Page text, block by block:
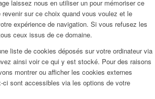
laissez nous en utiliser un pour mémoriser ce
sur ce choix quand vous voulez et le
expérience de navigation. Si vous refusez les
ceux issus de ce domaine.
liste de cookies déposés sur votre ordinateur via
ainsi voir ce qui y est stocké. Pour des raisons
montrer ou afficher les cookies externes
ci sont accessibles via les options de votre